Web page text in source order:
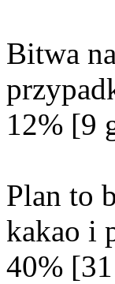
Bitwa
12% [9
Plan to
kakao i
40%